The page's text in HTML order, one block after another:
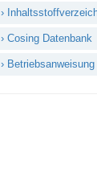
›
› Cosing Datenbank
› Betriebsanweisung